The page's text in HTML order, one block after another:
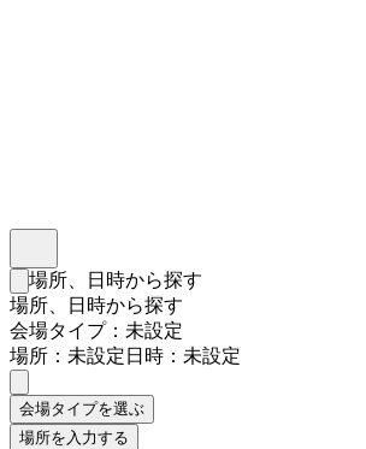
検索フォームを閉じる
場所、日時から探す
場所、日時から探す
会場タイプ：未設定
場所：未設定日時：未設定
会場タイプを選ぶ
場所を入力する